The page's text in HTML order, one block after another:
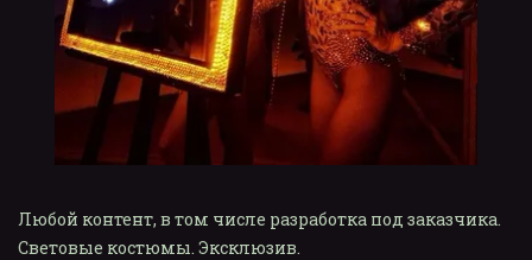
Любой контент, в том числе разработка под заказчика.
Световые костюмы. Эксклюзив.